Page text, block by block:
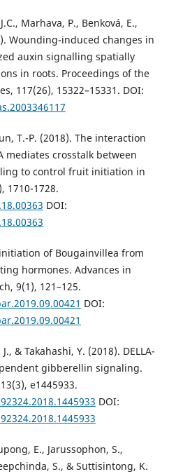
Marhava, P., Benková, E.,
Wounding-induced changes in
auxin signalling spatially
in roots. Proceedings of the
117(26), 15322–15331. DOI:
T.-P. (2018). The interaction
mediates crosstalk between
to control fruit initiation in
1710-1728.
DOI:
of Bougainvillea from
hormones. Advances in
9(1), 121–125.
DOI:
& Takahashi, Y. (2018). DELLA-
gibberellin signaling.
e1445933.
DOI:
E., Jarussophon, S.,
S., & Suttisintong, K.